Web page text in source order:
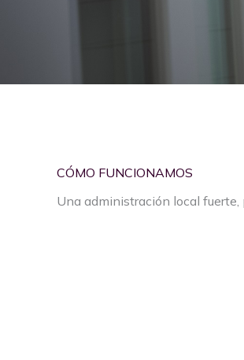
CÓMO FUNCIONAMOS
Una administración local